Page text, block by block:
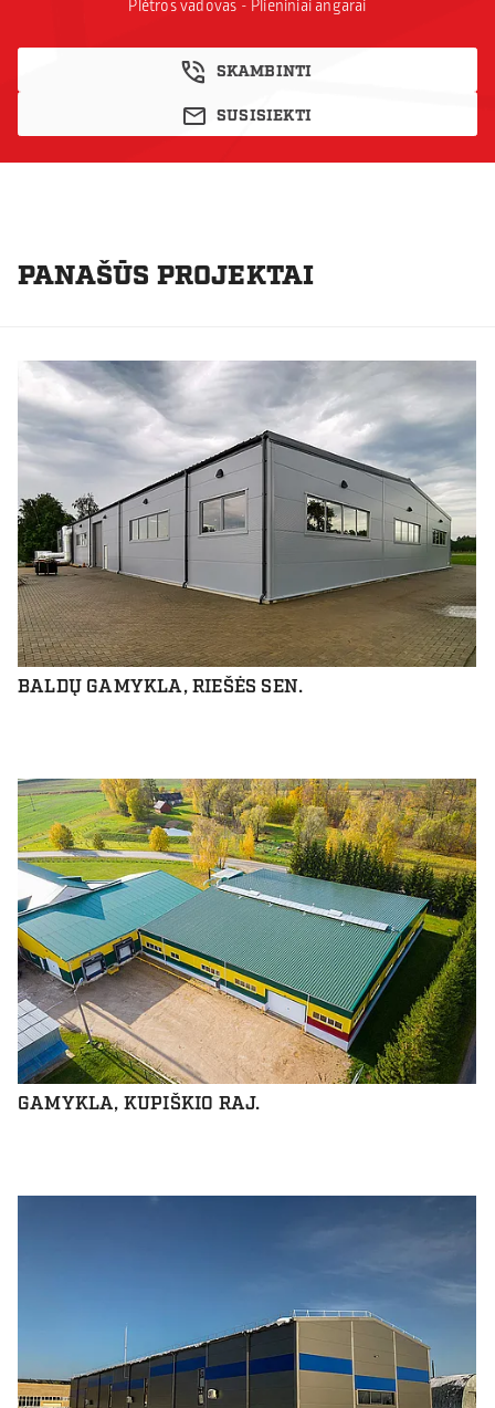
Plėtros vadovas - Plieniniai angarai
SKAMBINTI
SUSISIEKTI
PANAŠŪS PROJEKTAI
BALDŲ GAMYKLA, RIEŠĖS SEN.
GAMYKLA, KUPIŠKIO RAJ.